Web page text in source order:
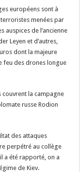
européens sont à
menées par
auspices de l’ancienne
Leyen et d’autres,
dont la majeure
feu des drones longue
couvrent la campagne
russe Rodion
des attaques
perpétré au collège
a été rapporté, on a
de Kiev.